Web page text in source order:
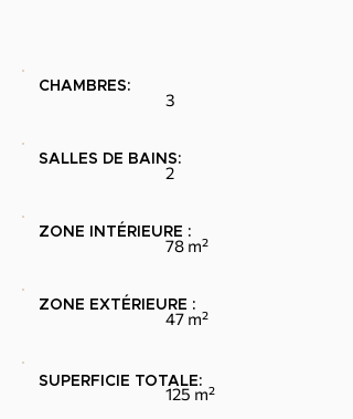
CHAMBRES:
3
SALLES DE BAINS:
2
ZONE INTÉRIEURE :
78 m²
ZONE EXTÉRIEURE :
47 m²
SUPERFICIE TOTALE:
125 m²